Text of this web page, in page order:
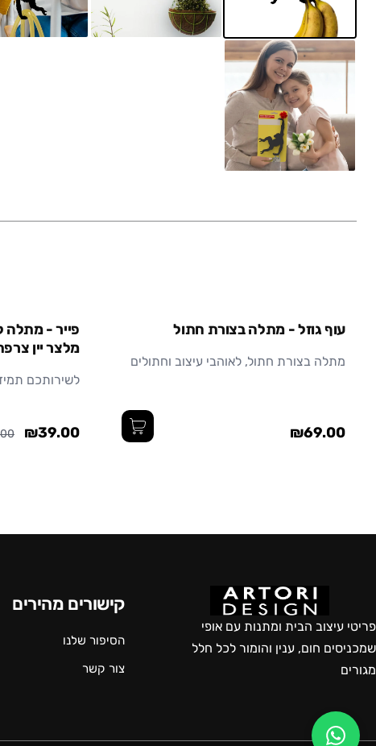
עוף גוזל - מתלה בצורת חתול
מתלה בצורת חתול, לאוהבי עיצוב וחתולים
₪69.00
פייר - מתלה
מלצר יין
לשירותכם
₪39.00
פריטי עיצוב הבית ומתנות עם אופי
שמכניסים חום, ענין והומור לכל חלל
מגורים
קישורים מהירים
הסיפור שלנו
צור קשר